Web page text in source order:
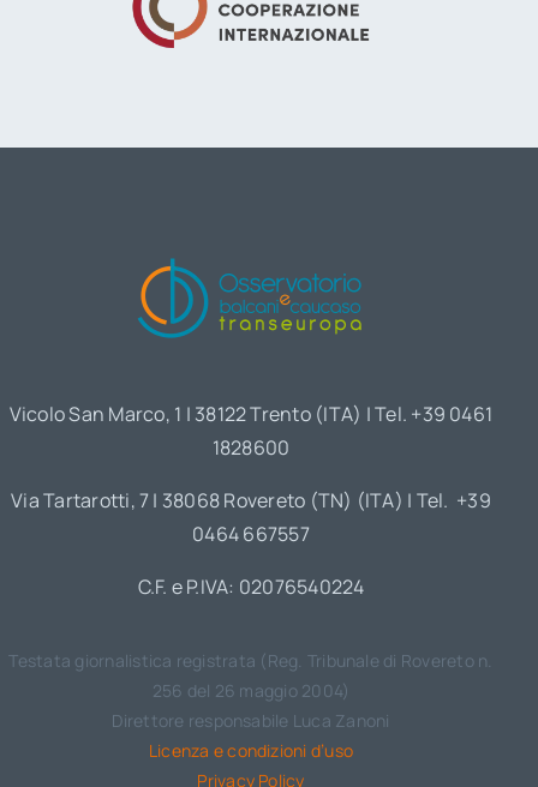
Vicolo San Marco, 1 | 38122 Trento (ITA) | Tel. +39 0461
1828600
Via Tartarotti, 7 | 38068 Rovereto (TN) (ITA) | Tel. +39
0464 667557
C.F. e P.IVA: 02076540224
Testata giornalistica registrata (Reg. Tribunale di Rovereto n.
256 del 26 maggio 2004)
Direttore responsabile Luca Zanoni
Licenza e condizioni d’uso
Privacy Policy